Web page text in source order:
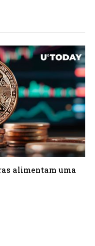
alimentam uma